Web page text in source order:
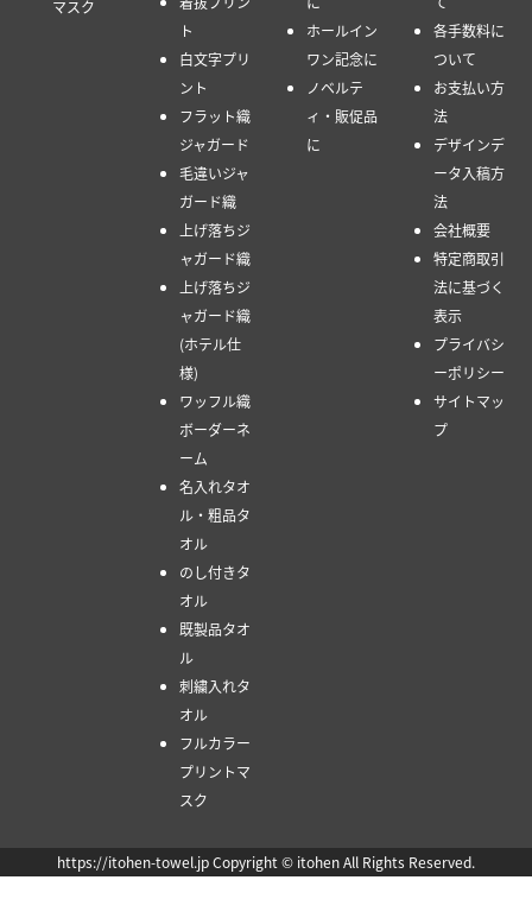
マスク
ト
白文字プリ
ント
フラット織
ジャガード
毛違いジャ
ガード織
上げ落ちジ
ャガード織
上げ落ちジ
ャガード織
(ホテル仕
様)
ワッフル織
ボーダーネ
ーム
名入れタオ
ル・粗品タ
オル
のし付きタ
オル
既製品タオ
ル
刺繍入れタ
オル
フルカラー
プリントマ
スク
ホールイン
ワン記念に
ノベルテ
ィ・販促品
に
各手数料に
ついて
お支払い方
法
デザインデ
ータ入稿方
法
会社概要
特定商取引
法に基づく
表示
プライバシ
ーポリシー
サイトマッ
プ
https://itohen-towel.jp Copyright © itohen All Rights Reserved.